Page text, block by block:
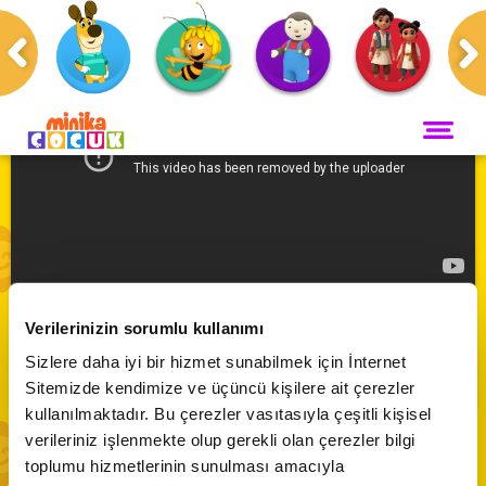
Verilerinizin sorumlu kullanımı
Sizlere daha iyi bir hizmet sunabilmek için İnternet
Sitemizde kendimize ve üçüncü kişilere ait çerezler
kullanılmaktadır. Bu çerezler vasıtasıyla çeşitli kişisel
verileriniz işlenmekte olup gerekli olan çerezler bilgi
toplumu hizmetlerinin sunulması amacıyla
Maceracı Yüzgeçler
Servis
Bi' Adada Bi' Arada
Arı Maya
Çupi
Akika ve Sahara
VİDEO
CANLI YAYIN
Anasayfa Luna'nın Bilim Dünyası
- 7
Abone Ol